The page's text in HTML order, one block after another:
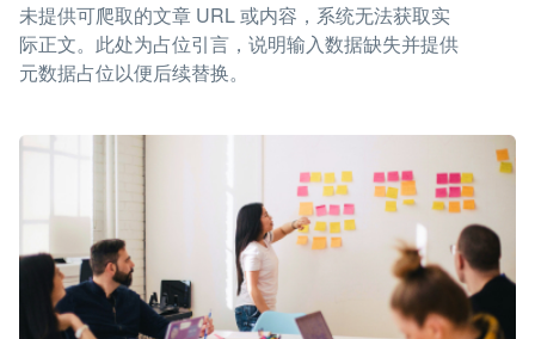
未提供可爬取的文章 URL 或内容，系统无法获取实
际正文。此处为占位引言，说明输入数据缺失并提供
元数据占位以便后续替换。